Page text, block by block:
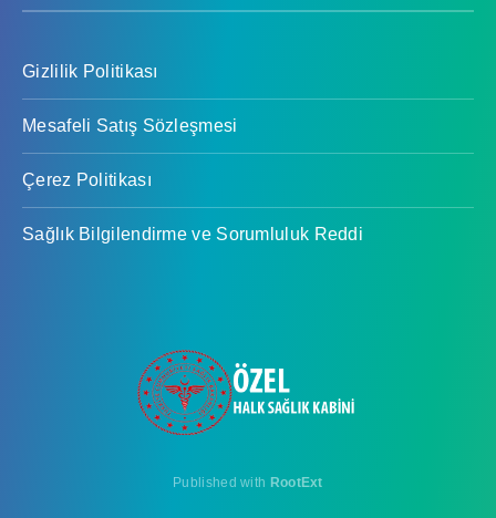
Gizlilik Politikası
Mesafeli Satış Sözleşmesi
Çerez Politikası
Sağlık Bilgilendirme ve Sorumluluk Reddi
Published with RootExt